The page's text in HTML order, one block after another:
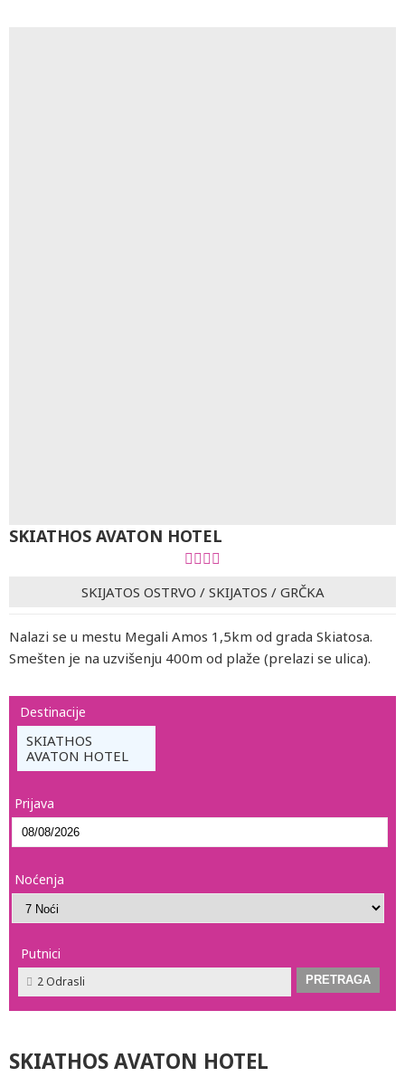
SKIATHOS AVATON HOTEL
SKIJATOS OSTRVO / SKIJATOS / GRČKA
Nalazi se u mestu Megali Amos 1,5km od grada Skiatosa.
Smešten je na uzvišenju 400m od plaže (prelazi se ulica).
Destinacije
SKIATHOS
AVATON HOTEL
Prijava
Noćenja
Putnici
2 Odrasli
SKIATHOS AVATON HOTEL